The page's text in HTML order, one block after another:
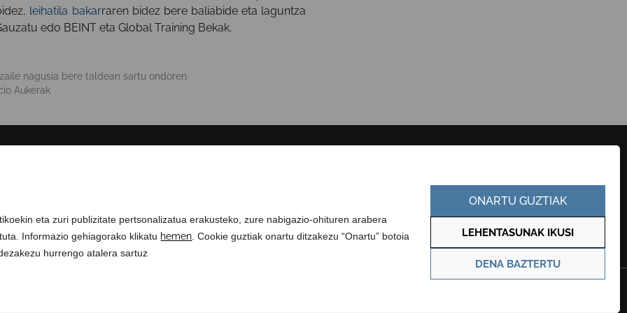
eta zuri publizitate pertsonalizatua erakusteko, zure nabigazio-ohituren arabera
Informazio gehiagorako klikatu hemen . Cookie guztiak onartu ditzakezu “Onartu” botoia
hurrengo atalera sartuz
ONARTU GUZTIAK
DENA BAZTERTU
LEHENTASUNAK IKUSI
, leihatila bakarraren bidez bere baliabideeta laguntza
edo BEINT eta GlobalTraining Bekak.
nagusia bere taldean sartu ondoren
Aukerak
KONTRATATZAILEAREN PROFILA
GARDENTASUN ATARIA